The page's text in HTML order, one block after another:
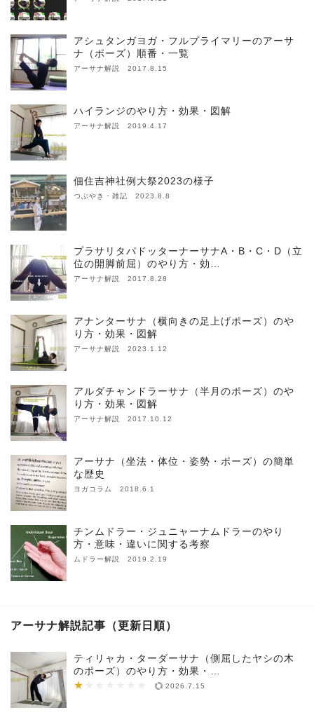
アシュタンガヨガ・フルプライマリーのアーサ
ナ（ポーズ）順番・一覧
アーサナ解説 2017.8.15
ハイランジのやり方・効果・図解
アーサナ解説 2019.4.17
佃住吉神社例大祭2023の様子
つぶやき・雑記 2023.8.8
プラサリタパドッターナーサナA・B・C・D（立
位の開脚前屈）のやり方・効…
アーサナ解説 2017.8.28
アナンターサナ（横向きの足上げポーズ）のや
り方・効果・図解
アーサナ解説 2023.1.12
アルダチャンドラーサナ（半月のポーズ）のや
り方・効果・図解
アーサナ解説 2017.10.12
アーサナ（坐法・体位・姿勢・ポーズ）の簡単
な歴史
ヨガコラム 2018.6.1
チンムドラー・ジュニャーナムドラーのやり
方・意味・違いに関する考察
ムドラー解説 2019.2.19
アーサナ解説記事（更新日順）
ティリャカ・ターダーサナ（側屈したヤシの木
のポーズ）のやり方・効果・…
★
★★★★★★★ 2026.7.15